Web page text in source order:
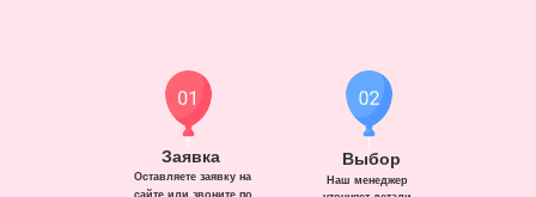
Заявка
Оставляете заявку на
сайте или звоните по
Выбор
Наш менеджер